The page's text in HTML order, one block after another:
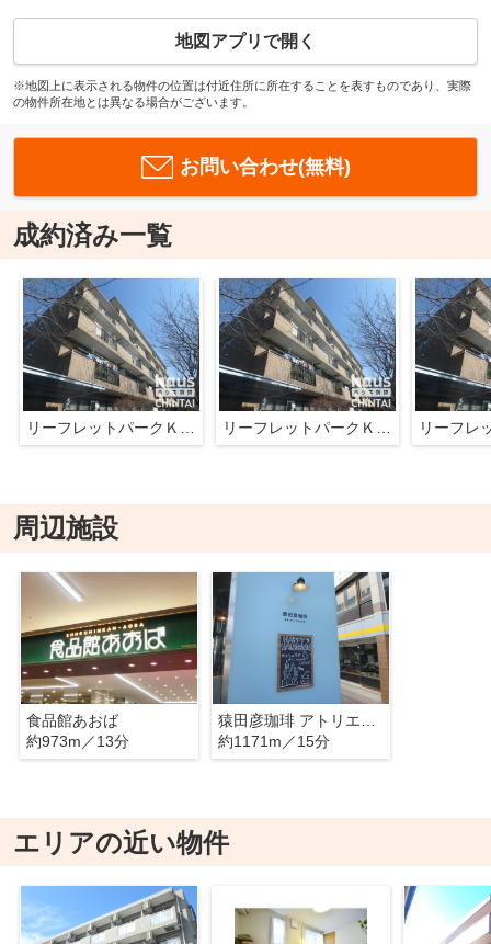
地図アプリで開く
※地図上に表示される物件の位置は付近住所に所在することを表すものであり、実際
の物件所在地とは異なる場合がございます。
お問い合わせ(無料)
成約済み一覧
周辺施設
食品館あおば
約973m／13分
猿田彦珈琲 アトリエ仙川
約1171m／15分
エリアの近い物件